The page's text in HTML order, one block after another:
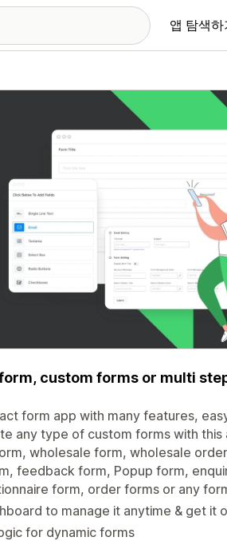
앱 탐색하
custom forms or multi
form app with many features,
any type of custom forms with
wholesale form, wholesale
feedback form, Popup form,
form, order forms or any
to manage it anytime & get it
for dynamic forms